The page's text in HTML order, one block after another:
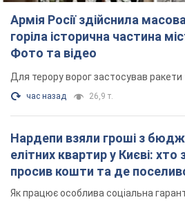
Як працює особлива соціальна
користується
3 часа назад
Російська армія обстріляла
багатоповерхівки в Харкові:
більше 20 постраждалих
Ворог навмисно обстрілює житлові
20 минут назад 2,7 т.